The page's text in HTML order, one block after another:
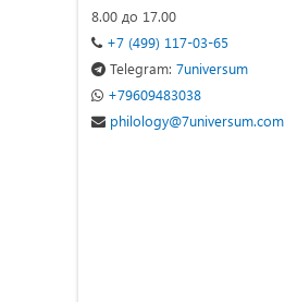
8.00 до 17.00
+7 (499) 117-03-65
Telegram: 7universum
+79609483038
philology@7universum.com